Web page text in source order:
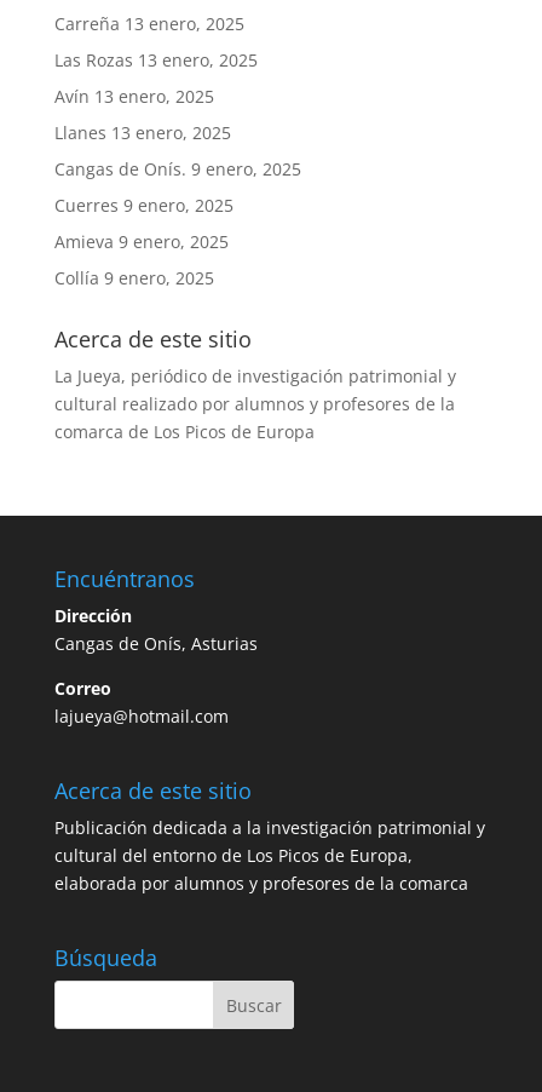
Carreña 13 enero, 2025
Las Rozas 13 enero, 2025
Avín 13 enero, 2025
Llanes 13 enero, 2025
Cangas de Onís. 9 enero, 2025
Cuerres 9 enero, 2025
Amieva 9 enero, 2025
Collía 9 enero, 2025
Acerca de este sitio
La Jueya, periódico de investigación patrimonial y
cultural realizado por alumnos y profesores de la
comarca de Los Picos de Europa
Encuéntranos
Dirección
Cangas de Onís, Asturias
Correo
lajueya@hotmail.com
Acerca de este sitio
Publicación dedicada a la investigación patrimonial y
cultural del entorno de Los Picos de Europa,
elaborada por alumnos y profesores de la comarca
Búsqueda